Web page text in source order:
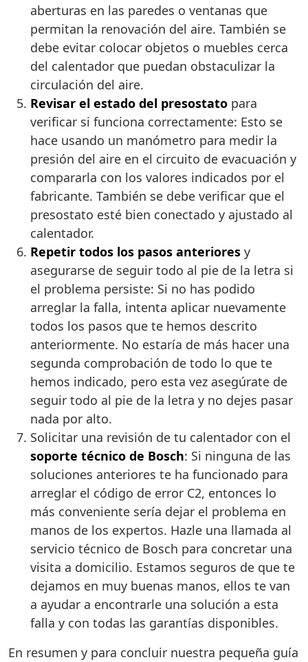
aberturas en las paredes o ventanas que
permitan la renovación del aire. También se
debe evitar colocar objetos o muebles cerca
del calentador que puedan obstaculizar la
circulación del aire.
Revisar el estado del presostato para
verificar si funciona correctamente: Esto se
hace usando un manómetro para medir la
presión del aire en el circuito de evacuación y
compararla con los valores indicados por el
fabricante. También se debe verificar que el
presostato esté bien conectado y ajustado al
calentador.
Repetir todos los pasos anteriores y
asegurarse de seguir todo al pie de la letra si
el problema persiste: Si no has podido
arreglar la falla, intenta aplicar nuevamente
todos los pasos que te hemos descrito
anteriormente. No estaría de más hacer una
segunda comprobación de todo lo que te
hemos indicado, pero esta vez asegúrate de
seguir todo al pie de la letra y no dejes pasar
nada por alto.
Solicitar una revisión de tu calentador con el
soporte técnico de Bosch: Si ninguna de las
soluciones anteriores te ha funcionado para
arreglar el código de error C2, entonces lo
más conveniente sería dejar el problema en
manos de los expertos. Hazle una llamada al
servicio técnico de Bosch para concretar una
visita a domicilio. Estamos seguros de que te
dejamos en muy buenas manos, ellos te van
a ayudar a encontrarle una solución a esta
falla y con todas las garantías disponibles.
En resumen y para concluir nuestra pequeña guía